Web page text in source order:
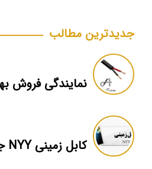
جدیدترین مطالب
کابل زمینی NYY جدیدترین قیمت